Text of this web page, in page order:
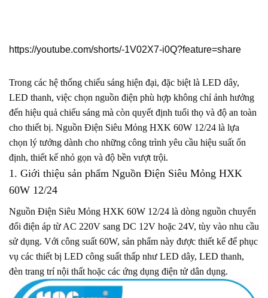
https://youtube.com/shorts/-1V02X7-i0Q?feature=share
Trong các hệ thống chiếu sáng hiện đại, đặc biệt là LED dây,
LED thanh, việc chọn nguồn điện phù hợp không chỉ ảnh hưởng
đến hiệu quả chiếu sáng mà còn quyết định tuổi thọ và độ an toàn
cho thiết bị. Nguồn Điện Siêu Mỏng HXK 60W 12/24 là lựa
chọn lý tưởng dành cho những công trình yêu cầu hiệu suất ổn
định, thiết kế nhỏ gọn và độ bền vượt trội.
1. Giới thiệu sản phẩm Nguồn Điện Siêu Mỏng HXK
60W 12/24
Nguồn Điện Siêu Mỏng HXK 60W 12/24 là dòng nguồn chuyển
đổi điện áp từ AC 220V sang DC 12V hoặc 24V, tùy vào nhu cầu
sử dụng. Với công suất 60W, sản phẩm này được thiết kế để phục
vụ các thiết bị LED công suất thấp như LED dây, LED thanh,
đèn trang trí nội thất hoặc các ứng dụng điện tử dân dụng.